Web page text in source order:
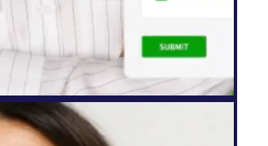
John Springli
principal del sitio web